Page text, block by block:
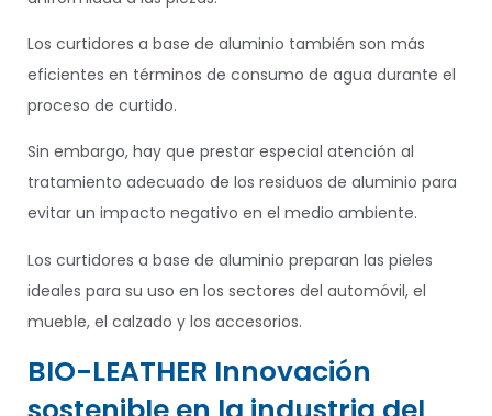
Los curtidores a base de aluminio también son más
eficientes en términos de consumo de agua durante el
proceso de curtido.
Sin embargo, hay que prestar especial atención al
tratamiento adecuado de los residuos de aluminio para
evitar un impacto negativo en el medio ambiente.
Los curtidores a base de aluminio preparan las pieles
ideales para su uso en los sectores del automóvil, el
mueble, el calzado y los accesorios.
BIO-LEATHER Innovación